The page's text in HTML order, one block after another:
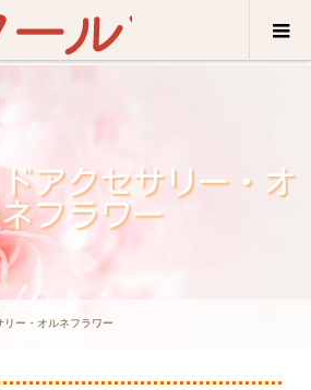
アクセサリー・オ
フラワー
リー・オルネフラワー